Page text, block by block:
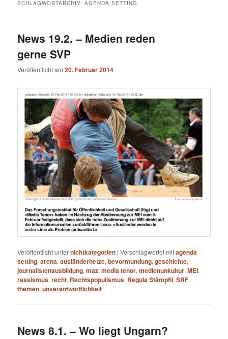
SCHLAGWORTARCHIV:AGENDA SETTING
News 19.2. – Medien reden
gerne SVP
Veröffentlicht am20. Februar 2014
Veröffentlicht unternichtkategorien |Verschlagwortet mitagenda
setting,arena,ausländerhetze,bevormundung,geschichte,
journalistenausbildung,maz,media tenor,medienunkultur,MEI,
rassismus,recht, Rechtspopulismus, Regula Stämpfli,SRF,
themen,unverantwortlichkeit
News 8.1. – Wo liegt Ungarn?